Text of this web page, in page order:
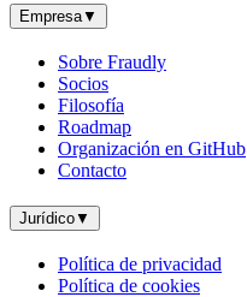
Empresa▼
Sobre Fraudly
Socios
Filosofía
Roadmap
Organización en GitHub
Contacto
Jurídico▼
Política de privacidad
Política de cookies